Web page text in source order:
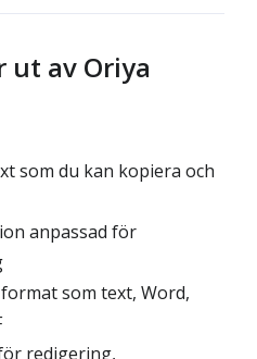
ut av Oriya
som du kan kopiera och
anpassad för
som text, Word,
redigering,